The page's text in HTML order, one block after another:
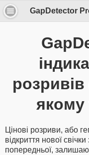
розривів
Цінові розриви, або
відкриття нової
попередньої,